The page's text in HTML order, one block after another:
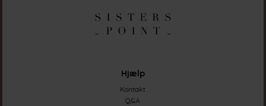
Hjælp
Kontakt
Q&A